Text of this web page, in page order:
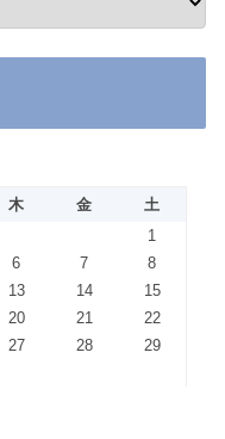
木 金
土
1
6 7
8
13 14
15
20 21
22
27 28
29